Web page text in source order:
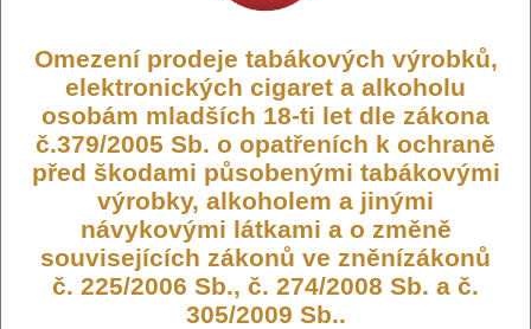
Omezení prodeje tabákových výrobků,
elektronických cigaret a alkoholu
osobám mladších 18-ti let dle zákona
č.379/2005 Sb. o opatřeních k ochraně
před škodami působenými tabákovými
výrobky, alkoholem a jinými
návykovými látkami a o změně
souvisejících zákonů ve zněnízákonů
č. 225/2006 Sb., č. 274/2008 Sb. a č.
305/2009 Sb..